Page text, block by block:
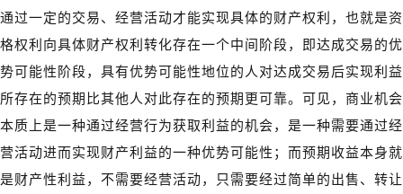
通过一定的交易、经营活动才能实现具体的财产权利，也就是资
格权利向具体财产权利转化存在一个中间阶段，即达成交易的优
势可能性阶段，具有优势可能性地位的人对达成交易后实现利益
所存在的预期比其他人对此存在的预期更可靠。可见，商业机会
本质上是一种通过经营行为获取利益的机会，是一种需要通过经
营活动进而实现财产利益的一种优势可能性；而预期收益本身就
是财产性利益，不需要经营活动，只需要经过简单的出售、转让